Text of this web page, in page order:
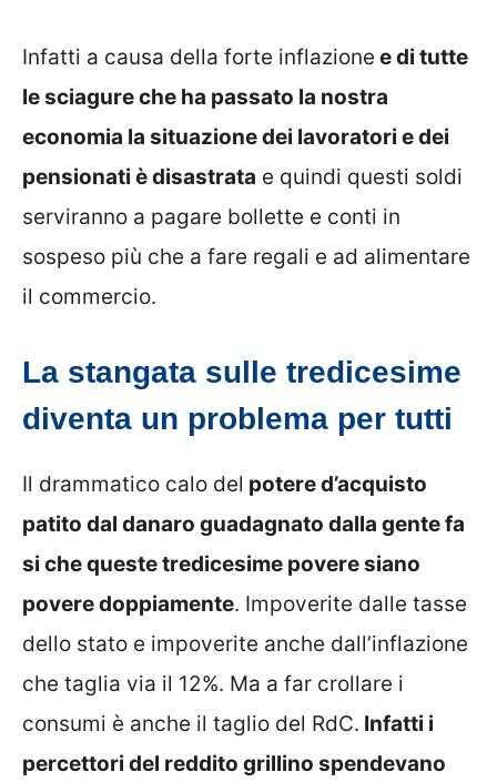
Infatti a causa della forte inflazione e di tutte
le sciagure che ha passato la nostra
economia la situazione dei lavoratori e dei
pensionati è disastrata e quindi questi soldi
serviranno a pagare bollette e conti in
sospeso più che a fare regali e ad alimentare
il commercio.
La stangata sulle tredicesime
diventa un problema per tutti
Il drammatico calo del potere d’acquisto
patito dal danaro guadagnato dalla gente fa
si che queste tredicesime povere siano
povere doppiamente. Impoverite dalle tasse
dello stato e impoverite anche dall’inflazione
che taglia via il 12%. Ma a far crollare i
consumi è anche il taglio del RdC. Infatti i
percettori del reddito grillino spendevano